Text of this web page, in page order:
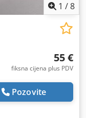
1 /8
55 €
fiksna cijena plus PDV
Pozovite